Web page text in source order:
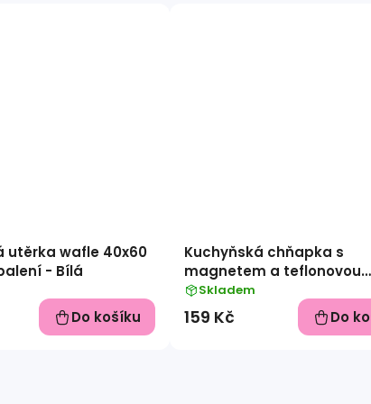
utěrka wafle 40x60
- Bílá
Do košíku
Kuchyňská chňapka s
magnetem a teflonovou
vrstvou, 2 ks v balení - vzor
Tyrkysovohnědé káro
Skladem
159 Kč Do